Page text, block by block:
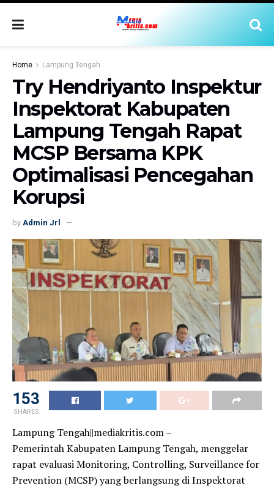
Home Lampung Tengah
Try Hendriyanto Inspektur
Inspektorat Kabupaten
Lampung Tengah Rapat
MCSP Bersama KPK
Optimalisasi Pencegahan
Korupsi
by Admin Jrl
153
SHARES
Lampung Tengah||mediakritis.com –
Pemerintah Kabupaten Lampung Tengah, menggelar
rapat evaluasi Monitoring, Controlling, Surveillance for
Prevention (MCSP) yang berlangsung di Inspektorat